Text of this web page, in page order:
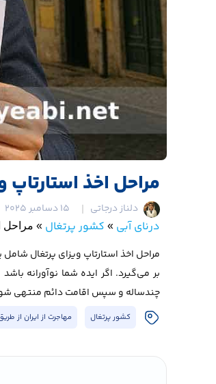
مراحل اخذ استارتاپ
دلناز درجاتی 15 دسامبر 2025
درنای آبی » کشور پرتغال » مراحل
مراحل اخذ استارتاپ ویزای پرتغال
بر می‌گیرد. اگر ایده شما نوآورانه
چندساله و سپس اقامت دائم منتهی
کشور پرتغال مهاجرت از ایران از